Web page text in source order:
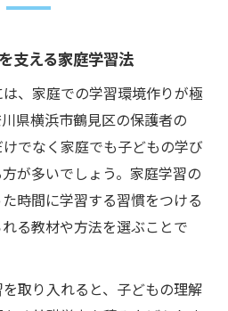
支える家庭学習法
、家庭での学習環境作りが極
県横浜市鶴見区の保護者の
でなく家庭でも子どもの学び
が多いでしょう。家庭学習の
時間に学習する習慣をつける
る教材や方法を選ぶことで
取り入れると、子どもの理解